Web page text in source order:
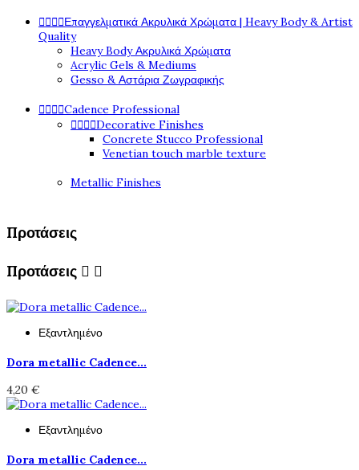
Επαγγελματικά Ακρυλικά Χρώματα | Heavy Body & Artist
Quality
Heavy Body Ακρυλικά Χρώματα
Acrylic Gels & Mediums
Gesso & Αστάρια Ζωγραφικής
Cadence Professional
Decorative Finishes
Concrete Stucco Professional
Venetian touch marble texture
Metallic Finishes
Προτάσεις
Προτάσεις  
Εξαντλημένο
Dora metallic Cadence...
4,20 €
Εξαντλημένο
Dora metallic Cadence...